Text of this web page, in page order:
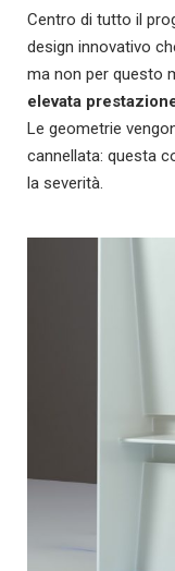
Centro di tutto il
design innovativo
ma non per questo
elevata
Le geometrie
cannellata: questa
la severità.